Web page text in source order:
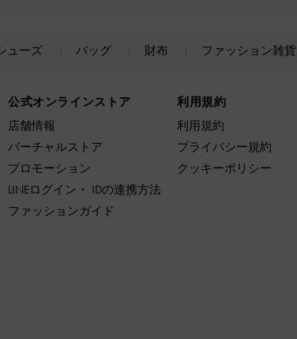
ューズ バッグ 財布 ファッション雑貨
公式オンラインストア
店舗情報
バーチャルストア
プロモーション
LINEログイン・ IDの連携方法
ファッションガイド
利用規約
利用規約
プライバシー規約
クッキーポリシー